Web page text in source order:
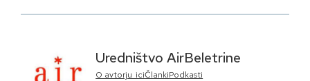
Uredništvo AirBeletrine
O avtorju_iciČlankiPodkasti